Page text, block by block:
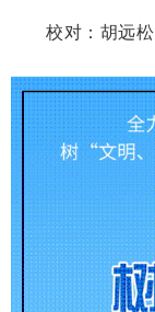
校对：胡远松